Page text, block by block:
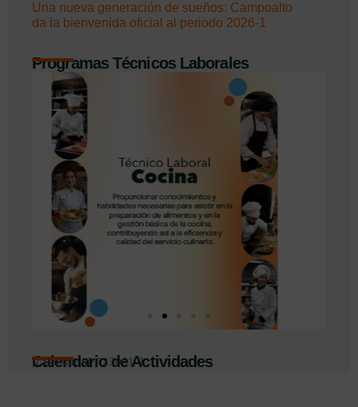
Una nueva generación de sueños: Campoalto
da la bienvenida oficial al periodo 2026-1
Programas Técnicos Laborales
Calendario de Actividades
[calendar id="23061"]